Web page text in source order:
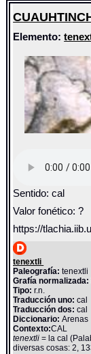
Elemento:
Sentido: cal
Valor fonético: ?
https://
tenextli
Paleografía: tenextli
Grafía normalizada:
Tipo: r.n.
Traducción uno: cal
Traducción dos: cal
Diccionario:Arenas
Contexto:CAL
tenextli= la cal
diversas cosas: 2,